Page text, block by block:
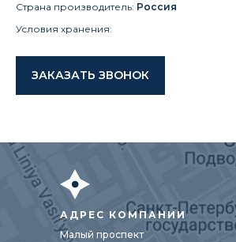
Страна производитель: Россия
Условия хранения:
ЗАКАЗАТЬ ЗВОНОК
АДРЕС КОМПАНИИ
Малый проспект